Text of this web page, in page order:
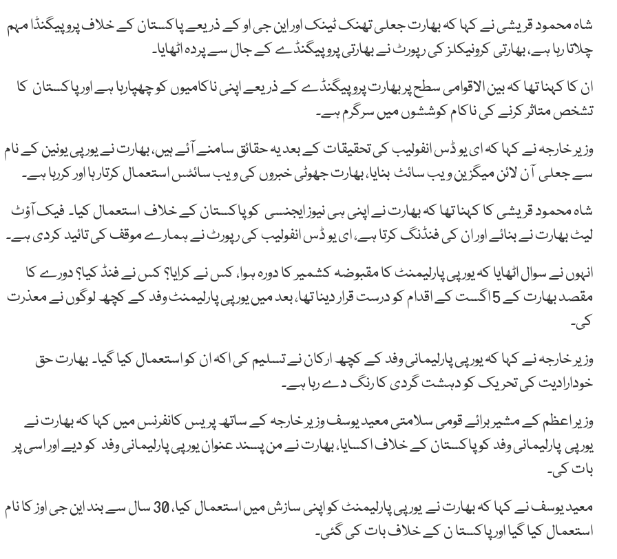
شاہ محمود قریشی نے کہا کہ بھارت جعلی تھنک ٹینک اور این جی او کے ذریعے پاکستان کے خلاف پروپیگنڈا مہم
چلاتا رہا ہے، بھارتی کرونیکلز کی رپورٹ نے بھارتی پروپیگنڈے کے جال سے پردہ اٹھایا۔
ان کا کہنا تھا کہ بین الاقوامی سطح پر بھارت پروپیگنڈے کے ذریعے اپنی ناکامیوں کو چھپارہا ہے اور پاکستان کا
تشخص متاثر کرنے کی ناکام کوششوں میں سرگرم ہے۔
وزیر خارجہ نے کہا کہ ای یو ڈس انفولیب کی تحقیقات کے بعد یہ حقائق سامنے آئے ہیں، بھارت نے یورپی یونین کے نام
سے جعلی آن لائن میگزین ویب سائٹ بنایا، بھارت جھوٹی خبروں کی ویب سائٹس استعمال کرتار ہا اور کررہا ہے۔
شاہ محمود قریشی کا کہنا تھا کہ بھارت نے اپنی ہی نیوز ایجنسی کو پاکستان کے خلاف استعمال کیا۔ فیک آؤٹ
لیٹ بھارت نے بنائے اور ان کی فنڈنگ کرتا ہے، ای یو ڈس انفولیب کی رپورٹ نے ہمارے موقف کی تائید کردی ہے۔
انہوں نے سوال اٹھایا کہ یورپی پارلیمنٹ کا مقبوضہ کشمیر کا دورہ ہوا، کس نے کرایا؟ کس نے فنڈ کیا؟ دورے کا
مقصد بھارت کے 5 اگست کے اقدام کو درست قرار دینا تھا، بعد میں یورپی پارلیمنٹ وفد کے کچھ لوگوں نے معذرت
کی۔
وزیر خارجہ نے کہا کہ یورپی پارلیمانی وفد کے کچھ ارکان نے تسلیم کی اکہ ان کو استعمال کیا گیا۔ بھارت حق
خودارادیت کی تحریک کو دہشت گردی کا رنگ دے رہا ہے۔
وزیر اعظم کے مشیر برائے قومی سلامتی معید یوسف وزیر خارجہ کے ساتھ پریس کانفرنس میں کہا کہ بھارت نے
یورپی پارلیمانی وفد کو پاکستان کے خلاف اکسایا، بھارت نے من پسند عنوان یورپی پارلیمانی وفد کو دیے اور اسی پر
بات کی۔
معید یوسف نے کہا کہ بھارت نے یورپی پارلیمنٹ کو اپنی سازش میں استعمال کیا، 30 سال سے بند این جی اوز کا نام
استعمال کیا گیا اور پاکستا ن کے خلاف بات کی گئی۔